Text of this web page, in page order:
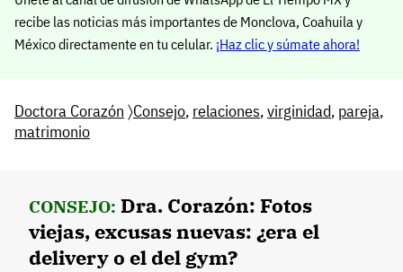
recibe las noticias más importantes de Monclova, Coahuila y
México directamente en tu celular. ¡Haz clic y súmate ahora!
Doctora Corazón 〉Consejo, relaciones,virginidad, pareja,
matrimonio
CONSEJO: Dra. Corazón: Fotos
viejas, excusas nuevas: ¿era el
delivery o el del gym?